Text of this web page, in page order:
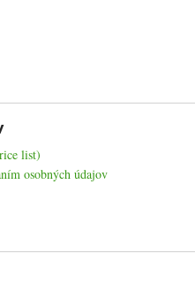
list)
osobných údajov